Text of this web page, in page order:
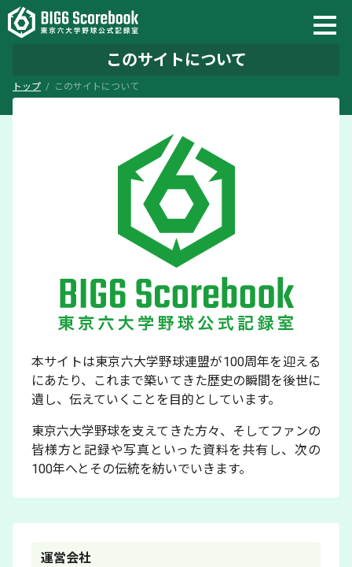
このサイトについて
トップ このサイトについて
本サイトは東京六大学野球連盟が100周年を迎える
にあたり、これまで築いてきた歴史の瞬間を後世に
遺し、伝えていくことを目的としています。
東京六大学野球を支えてきた方々、そしてファンの
皆様方と記録や写真といった資料を共有し、次の
100年へとその伝統を紡いでいきます。
運営会社